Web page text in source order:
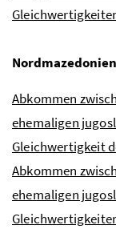
Nordmazedonien
Abkommen
ehemaligen
Gleichwertigkeit
Abkommen
ehemaligen